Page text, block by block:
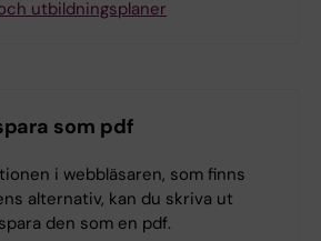
utbildningsplaner
som pdf
i webbläsaren, som finns
alternativ, kan du skriva ut
den som en pdf.